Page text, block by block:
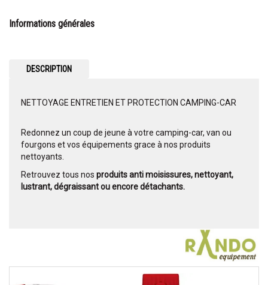
Informations générales
DESCRIPTION
NETTOYAGE ENTRETIEN ET PROTECTION CAMPING-CAR
Redonnez un coup de jeune à votre camping-car, van ou
fourgons et vos équipements grace à nos produits
nettoyants.
Retrouvez tous nos produits anti moisissures, nettoyant,
lustrant, dégraissant ou encore détachants.